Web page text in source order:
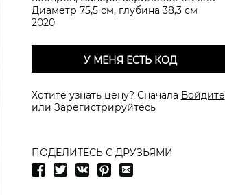
Диаметр 75,5 см, глубина 38,3 см
2020
У МЕНЯ ЕСТЬ КОД
Хотите узнать цену? Сначала Войдите
или Зарегистрируйтесь
ПОДЕЛИТЕСЬ С ДРУЗЬЯМИ